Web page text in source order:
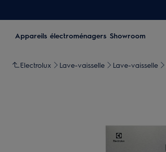
Appareils électroménagers Showroom
Electrolux Lave-vaisselle Lave-vaisselle